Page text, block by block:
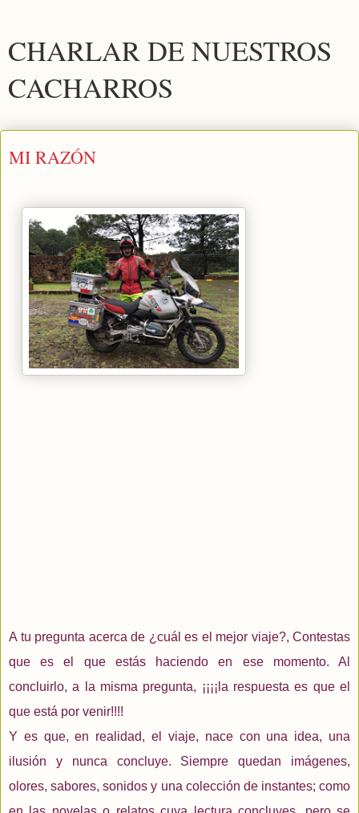
CHARLAR DE NUESTROS
CACHARROS
MI RAZÓN
A tu pregunta acerca de ¿cuál es el mejor viaje?, Contestas
que es el que estás haciendo en ese momento. Al
concluirlo, a la misma pregunta, ¡¡¡¡la respuesta es que el
que está por venir!!!!
Y es que, en realidad, el viaje, nace con una idea, una
ilusión y nunca concluye. Siempre quedan imágenes,
olores, sabores, sonidos y una colección de instantes; como